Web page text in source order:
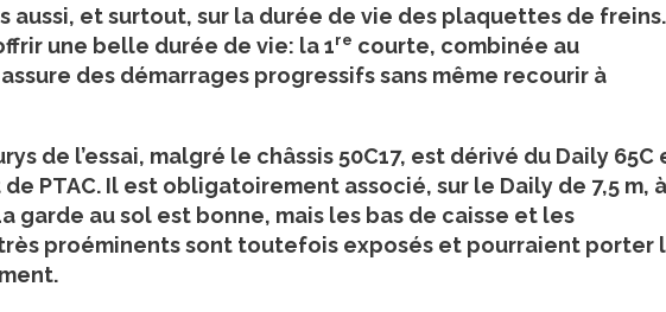
aussi, et surtout, sur la durée de vie des plaquettes de freins.
une belle durée de vie: la 1re courte, combinée au
des démarrages progressifs sans même recourir à
de l’essai, malgré le châssis 50C17, est dérivé du Daily 65C
PTAC. Il est obligatoirement associé, sur le Daily de 7,5 m,
garde au sol est bonne, mais les bas de caisse et les
proéminents sont toutefois exposés et pourraient porter